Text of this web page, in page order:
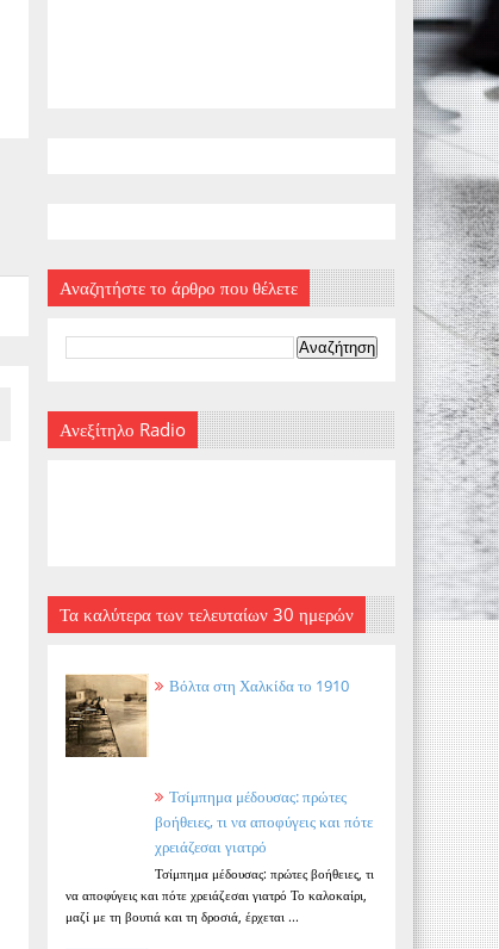
Αναζητήστε το άρθρο που θέλετε
Ανεξίτηλο Radio
Τα καλύτερα των τελευταίων 30 ημερών
Βόλτα στη Χαλκίδα το 1910
Τσίμπημα μέδουσας: πρώτες
βοήθειες, τι να αποφύγεις και πότε
χρειάζεσαι γιατρό
Τσίμπημα μέδουσας: πρώτες βοήθειες, τι
να αποφύγεις και πότε χρειάζεσαι γιατρό Το καλοκαίρι,
μαζί με τη βουτιά και τη δροσιά, έρχεται ...